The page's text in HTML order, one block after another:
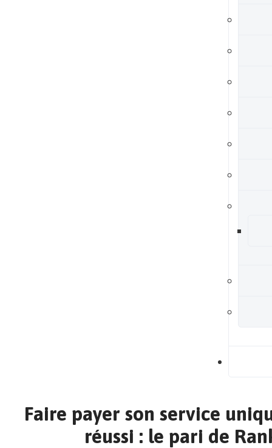
Faire payer son service
réussi : le pari de